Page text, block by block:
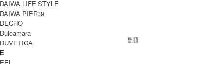
STUDIO NICHOLSON
[ 並び順を変更 ] -
新着順
全 [42] 商品中 [1-30] を表示
1 2
DAIWA LIFE STYLE
DAIWA PIER39
DECHO
Dulcamara
DUVETICA
E